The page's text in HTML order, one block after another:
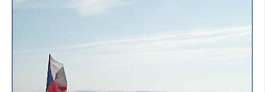
NEJČTENĚJŠÍ ZA 7 DNÍ